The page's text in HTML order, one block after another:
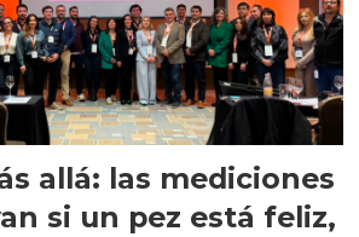
allá: las mediciones
si un pez está feliz,